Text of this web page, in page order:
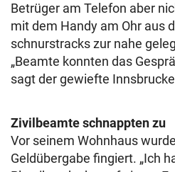
Betrüger am Telefon aber
mit dem Handy am Ohr aus
schnurstracks zur nahe
„Beamte konnten das
sagt der gewiefte
Zivilbeamte schnappten zu
Vor seinem Wohnhaus
Geldübergabe fingiert. „Ich